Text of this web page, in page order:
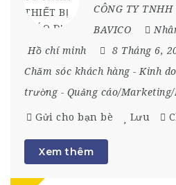
CÔNG TY
BAVICO
Hồ chí minh
8 Tháng 6,
Chăm sóc khách hàng- Kinh
trường- Quảng cáo/Marketing/
Gửi cho bạn bè Lưu
Xem thêm